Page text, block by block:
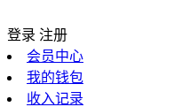
登录 注册
会员中心
我的钱包
收入记录